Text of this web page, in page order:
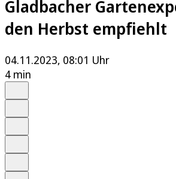
Gladbacher
den Herbst empfiehlt
04.11.2023, 08:01 Uhr
4 min